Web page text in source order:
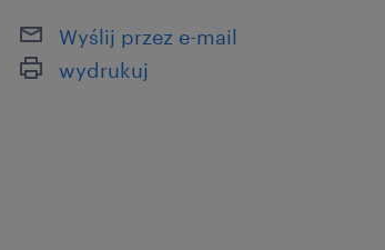
пропонуємо / oferujemy
Wyślij przez e-mail
wydrukuj